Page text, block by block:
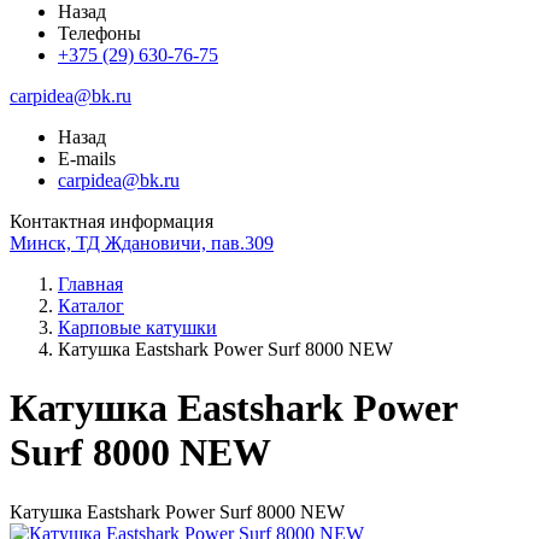
Назад
Телефоны
+375 (29) 630-76-75
carpidea@bk.ru
Назад
E-mails
carpidea@bk.ru
Контактная информация
Минск, ТД Ждановичи, пав.309
Главная
Каталог
Карповые катушки
Катушка Eastshark Power Surf 8000 NEW
Катушка Eastshark Power
Surf 8000 NEW
Катушка Eastshark Power Surf 8000 NEW